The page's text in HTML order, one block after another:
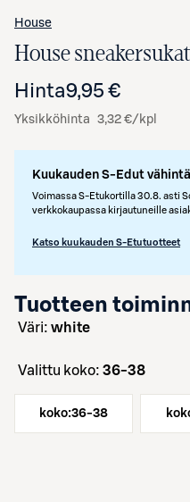
House
House
Hinta9,95 €
Yksikköhinta 3,32 €/kpl
Kuukauden S-Edut
Voimassa S-Etukortilla 30.8. asti
verkkokaupassa kirjautuneille
Katso kuukauden S-Etutuotteet
Tuotteen
väri: white
Valittu koko: 36-38
koko:36-38